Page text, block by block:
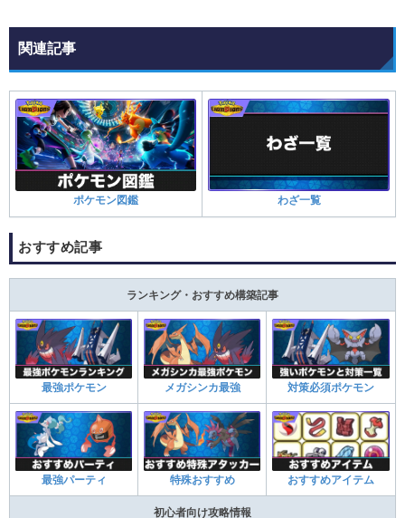
関連記事
ポケモン図鑑 わざ一覧
おすすめ記事
ランキング・おすすめ構築記事
最強ポケモン メガシンカ最強 対策必須ポケモン
最強パーティ 特殊おすすめ おすすめアイテム
初心者向け攻略情報